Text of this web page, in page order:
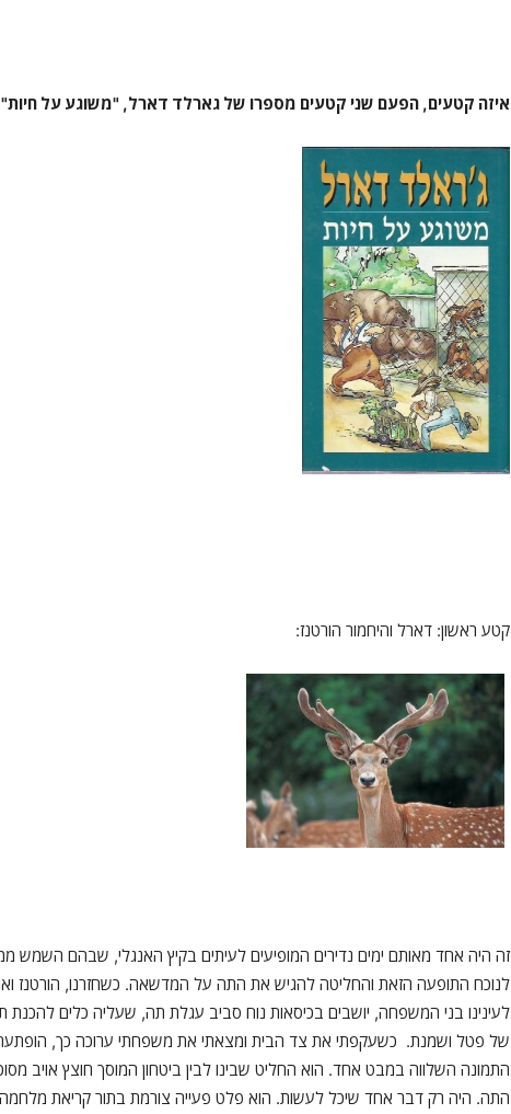
איזה קטעים, הפעם שני קטעים מספרו של גארלד דארל, "משוגע על
קטע ראשון: דארל והיחמור הורטנז:
זה היה אחד מאותם ימים נדירים המופיעים לעיתים בקיץ האנגלי, שבהם
לנוכח התופעה הזאת והחליטה להגיש את התה על המדשאה. כשחזרנו, הורטנז
לעינינו בני המשפחה, יושבים בכיסאות נוח סביב עגלת תה, שעליה כלים להכנת
של פטל ושמנת. כשעקפתי את צד הבית ומצאתי את משפחתי ערוכה כך,
התמונה השלווה במבט אחד. הוא החליט שבינו לבין ביטחון המוסך חוצץ אויב
התה. היה רק דבר אחד שיכל לעשות. הוא פלט פעייה צורמת בתור קריאת